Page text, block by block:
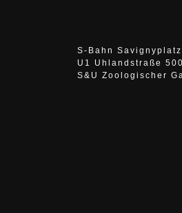
S-Bahn
U1 Uhlandstraße
S&U Zoologischer